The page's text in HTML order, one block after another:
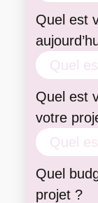
Quel est
Quel est
votre
Quel
projet ?